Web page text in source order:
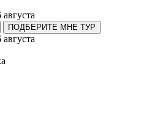
августа
ПОДБЕРИТЕ МНЕ ТУР
августа